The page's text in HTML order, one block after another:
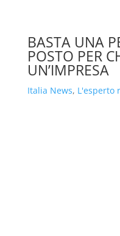
BASTA UNA
POSTO PER
UN’IMPRESA
Italia News, L'esperto